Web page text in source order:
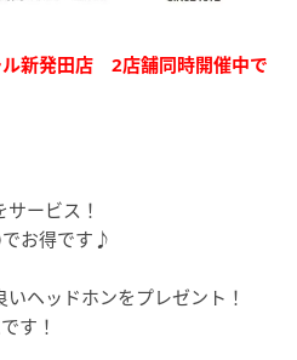
新発田店 2店舗同時開催中で
ービス！
お得です♪
ヘッドホンをプレゼント！
す！